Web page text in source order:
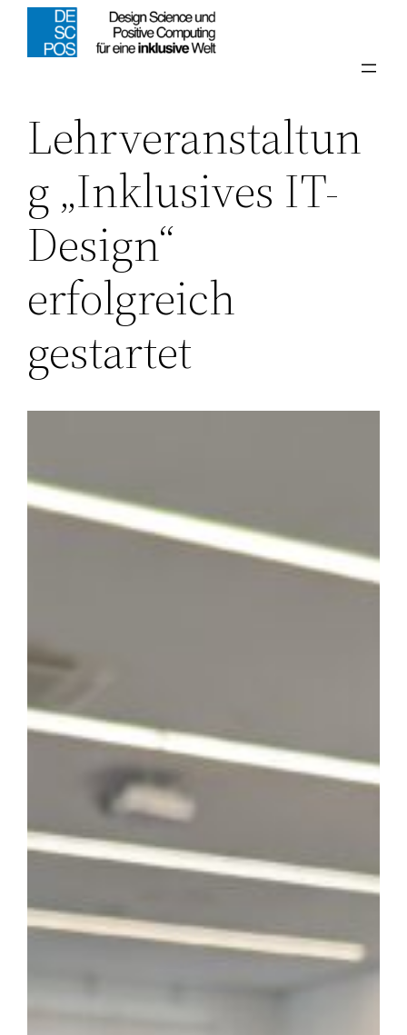
Inhalt
Visuelle
Assistenzsoftware
Lehrveranstaltun
g „Inklusives IT-
Design“
erfolgreich
gestartet